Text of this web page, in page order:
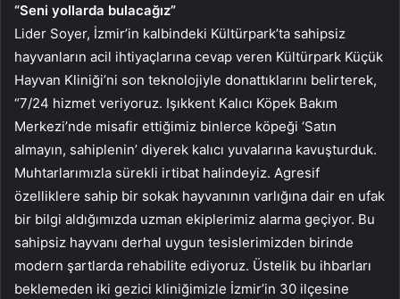
“Seni yollarda bulacağız”
Lider Soyer, İzmir’in kalbindeki Kültürpark’ta sahipsiz
hayvanların acil ihtiyaçlarına cevap veren Kültürpark Küçük
Hayvan Kliniği’ni son teknolojiyle donattıklarını belirterek,
“7/24 hizmet veriyoruz. Işıkkent Kalıcı Köpek Bakım
Merkezi’nde misafir ettiğimiz binlerce köpeği ‘Satın
almayın, sahiplenin’ diyerek kalıcı yuvalarına kavuşturduk.
Muhtarlarımızla sürekli irtibat halindeyiz. Agresif
özelliklere sahip bir sokak hayvanının varlığına dair en ufak
bir bilgi aldığımızda uzman ekiplerimiz alarma geçiyor. Bu
sahipsiz hayvanı derhal uygun tesislerimizden birinde
modern şartlarda rehabilite ediyoruz. Üstelik bu ihbarları
beklemeden iki gezici kliniğimizle İzmir’in 30 ilçesine